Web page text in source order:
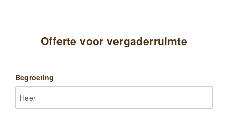
Offerte voor vergaderruimte
Begroeting